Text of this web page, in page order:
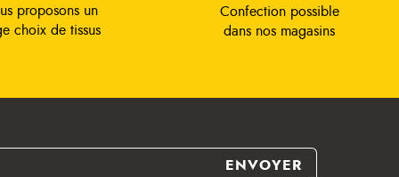
proposons un
choix de tissus
Confection possible
dans nos magasins